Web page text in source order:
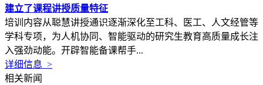
建立了课程讲授质量特征
培训内容从聪慧讲授通识逐渐深化至工科、医工、人文经管等
学科专项，为人机协同、智能驱动的研究生教育高质量成长注
入强劲动能。开辟智能备课帮手...
详细信息 >
相关新闻